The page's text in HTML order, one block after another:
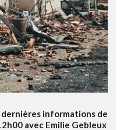
informations de
avec Emilie Gebleux